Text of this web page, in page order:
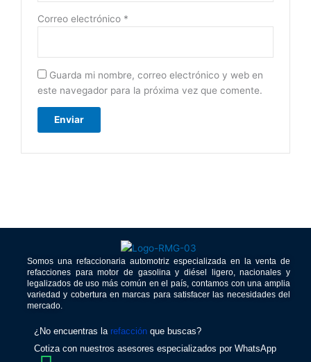
Correo electrónico *
Guarda mi nombre, correo electrónico y web en
este navegador para la próxima vez que comente.
Somos una refaccionaria automotriz especializada en la venta de
refacciones para motor de gasolina y diésel ligero, nacionales y
legalizados de uso más común en el país, contamos con una amplia
variedad y cobertura en marcas para satisfacer las necesidades del
mercado.
¿No encuentras la refacción que buscas?
Cotiza con nuestros asesores especializados por WhatsApp